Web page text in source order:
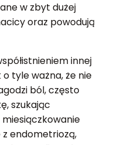
w zbyt dużej
oraz powodują
innej
tyle ważna, że nie
ból, często
szukając
endometriozą,